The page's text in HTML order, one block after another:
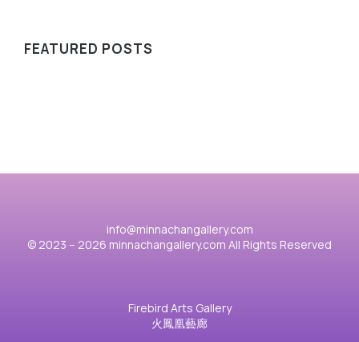
FEATURED POSTS
info@minnachangallery.com
© 2023 – 2026 minnachangallery.com All Rights Reserved
Firebird Arts Gallery
火鳳凰藝廊